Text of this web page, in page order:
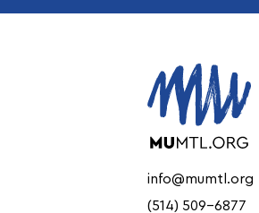
info@mumtl.org
(514) 509-6877